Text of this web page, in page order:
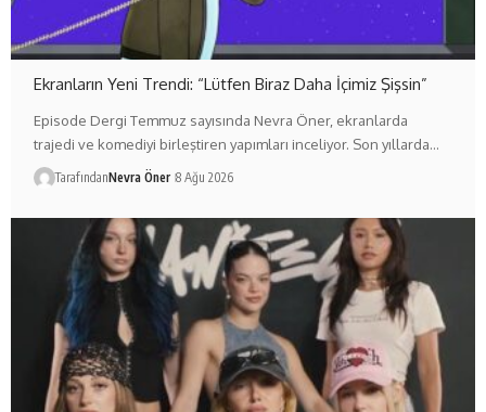
Ekranların Yeni Trendi: “Lütfen Biraz Daha İçimiz Şişsin”
Episode Dergi Temmuz sayısında Nevra Öner, ekranlarda
trajedi ve komediyi birleştiren yapımları inceliyor. Son yıllarda…
TarafındanNevra Öner 8 Ağu 2026